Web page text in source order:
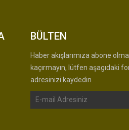
BÜLTEN
Haber akışlarımıza abone
kaçırmayın, lütfen aşagıdaki
adresinizi kaydedin